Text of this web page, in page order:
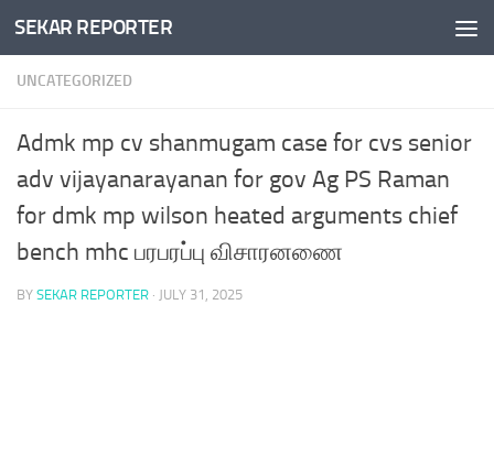
Skip to content
SEKAR REPORTER
UNCATEGORIZED
Admk mp cv shanmugam case for cvs senior
adv vijayanarayanan for gov Ag PS Raman
for dmk mp wilson heated arguments chief
bench mhc பரபரப்பு விசாரனணை
BY SEKAR REPORTER · JULY 31, 2025